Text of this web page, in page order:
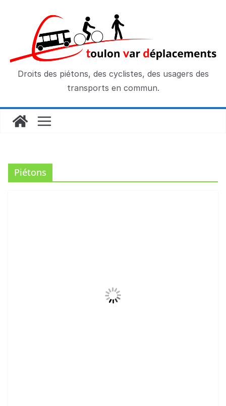
Droits des piétons, des cyclistes, des usagers des
transports en commun.
Piétons